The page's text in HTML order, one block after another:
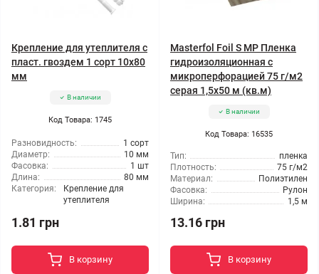
Крепление для утеплителя с
пласт. гвоздем 1 сорт 10x80
мм
В наличии
Код Товара: 1745
Разновидность:
1 сорт
Диаметр:
10 мм
Фасовка:
1 шт
Длина:
80 мм
Категория:
Крепление для
утеплителя
1.81 грн
В корзину
Masterfol Foil S MP Пленка
гидроизоляционная с
микроперфорацией 75 г/м2
серая 1,5x50 м (кв.м)
В наличии
Код Товара: 16535
Тип:
пленка
Плотность:
75 г/м2
Материал:
Полиэтилен
Фасовка:
Рулон
Ширина:
1,5 м
13.16 грн
В корзину